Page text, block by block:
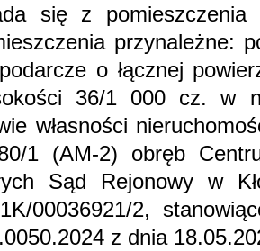
się z
przynależne:
o łącznej
36/1 000 cz. w
własności
1 (AM-2) obręb
Sąd Rejonowy w
00036921/2,
z dnia